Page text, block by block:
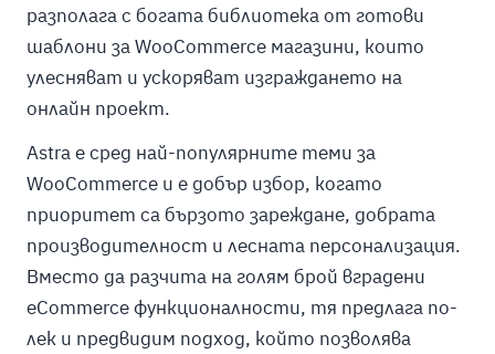
разполага с богата библиотека от готови
шаблони за WooCommerce магазини, които
улесняват и ускоряват изграждането на
онлайн проект.
Astra е сред най-популярните теми за
WooCommerce и е добър избор, когато
приоритет са бързото зареждане, добрата
производителност и лесната персонализация.
Вместо да разчита на голям брой вградени
eCommerce функционалности, тя предлага по-
лек и предвидим подход, който позволява